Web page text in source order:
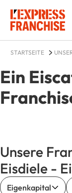
STARTSEITE
Ein
Unsere
Eisdiele -
Eigenkapital